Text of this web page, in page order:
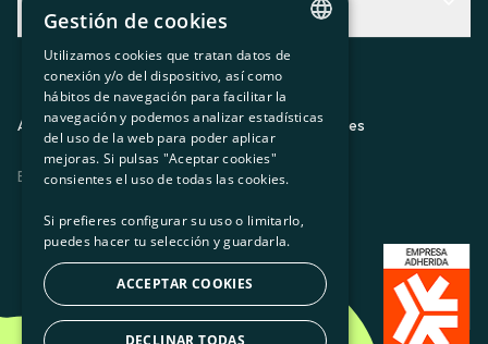
Descubre qué servicio te encaja mejor
Contacto
Actualidad
El rincón de la socia
Prensa
Trabaja con nosotros
Aviso legalPolítica de privacidadPolítica de cookies
ES CAGLEU
CATALAN
SPANISH
GL
BASQUE
Gestión de cookies
Utilizamos cookies que tratan datos de
conexión y/o del dispositivo, así como
hábitos de navegación para facilitar la
navegación y podemos analizar estadísticas
del uso de la web para poder aplicar
mejoras. Si pulsas "Aceptar cookies"
consientes el uso de todas las cookies.
Si prefieres configurar su uso o limitarlo,
puedes hacer tu selección y guardarla.
ACCEPTAR COOKIES
DECLINAR TODAS